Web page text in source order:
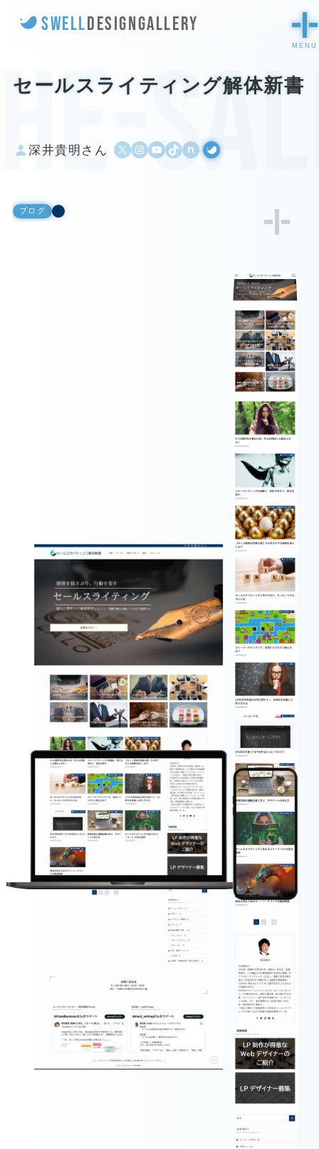
SWELLDESIGNGALLERY
セールスライティング解体新書
深井貴明さん X Instagram
YouTube
TikTok
500pxWordPress
ブログ